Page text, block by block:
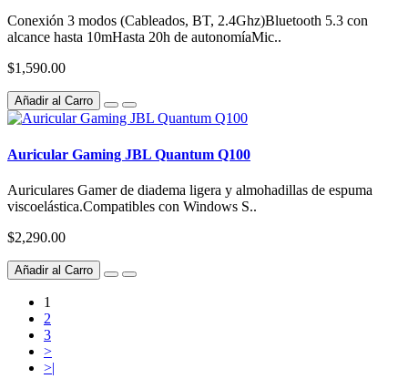
Conexión 3 modos (Cableados, BT, 2.4Ghz)Bluetooth 5.3 con
alcance hasta 10mHasta 20h de autonomíaMic..
$1,590.00
Añadir al Carro
Auricular Gaming JBL Quantum Q100
Auriculares Gamer de diadema ligera y almohadillas de espuma
viscoelástica.Compatibles con Windows S..
$2,290.00
Añadir al Carro
1
2
3
>
>|